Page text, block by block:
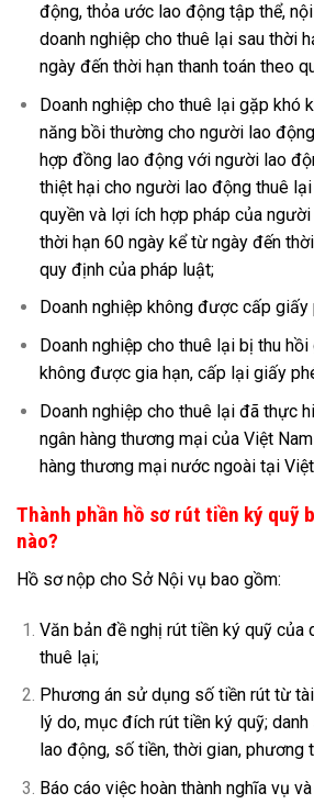
động, thỏa ước lao động tập thể,
doanh nghiệp cho thuê lại sau thời
ngày đến thời hạn thanh toán theo
Doanh nghiệp cho thuê lại gặp khó
năng bồi thường cho người lao
hợp đồng lao động với người lao
thiệt hại cho người lao động thuê
quyền và lợi ích hợp pháp của
thời hạn 60 ngày kể từ ngày đến
quy định của pháp luật;
Doanh nghiệp không được cấp giấy
Doanh nghiệp cho thuê lại bị thu
không được gia hạn, cấp lại giấy
Doanh nghiệp cho thuê lại đã thực
ngân hàng thương mại của Việt
hàng thương mại nước ngoài tại
Thành phần hồ sơ rút tiền ký quỹ
nào?
Hồ sơ nộp cho Sở Nội vụ bao gồm:
Văn bản đề nghị rút tiền ký quỹ của
thuê lại;
Phương án sử dụng số tiền rút từ
lý do, mục đích rút tiền ký quỹ;
lao động, số tiền, thời gian, phương
Báo cáo việc hoàn thành nghĩa vụ